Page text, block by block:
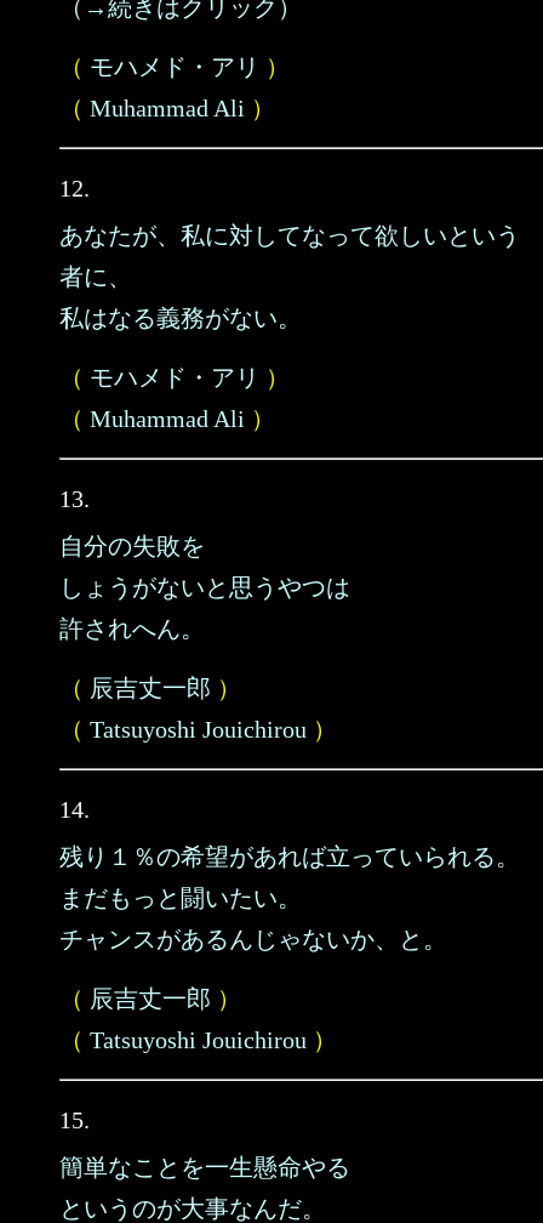
（→続きはクリック）
（ モハメド・アリ ）
（ Muhammad Ali ）
12.
あなたが、私に対してなって欲しいという
者に、
私はなる義務がない。
（ モハメド・アリ ）
（ Muhammad Ali ）
13.
自分の失敗を
しょうがないと思うやつは
許されへん。
（ 辰吉丈一郎 ）
（ Tatsuyoshi Jouichirou ）
14.
残り１％の希望があれば立っていられる。
まだもっと闘いたい。
チャンスがあるんじゃないか、と。
（ 辰吉丈一郎 ）
（ Tatsuyoshi Jouichirou ）
15.
簡単なことを一生懸命やる
というのが大事なんだ。